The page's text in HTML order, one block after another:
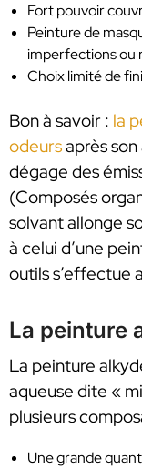
Fort pouvoir
Peinture de
imperfections ou
Choix limité de
Bon à savoir : la
odeursaprès
dégage des
(Composés
solvant allonge
à celui d’une
outils s’effectue
La peinture
La peinture
aqueuse dite «
plusieurs
Une grande